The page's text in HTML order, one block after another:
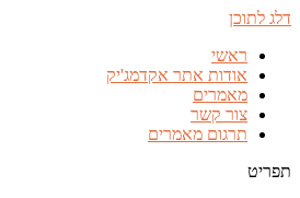
דלג לתוכן
ראשי
אודות אתר אקדמג'יק
מאמרים
צור קשר
תרגום מאמרים
תפריט